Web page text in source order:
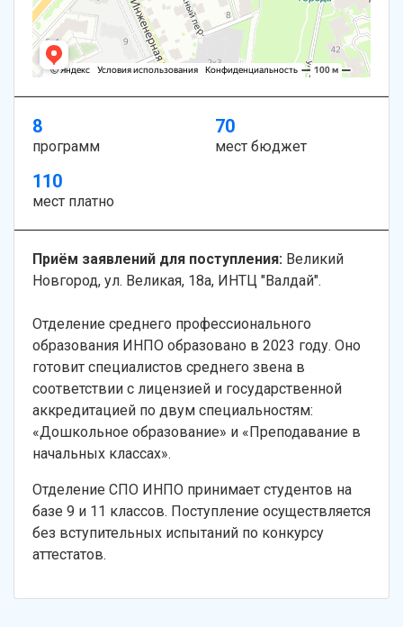
8
программ
70
мест бюджет
110
мест платно
Приём заявлений для поступления: Великий
Новгород, ул. Великая, 18а, ИНТЦ "Валдай".
Отделение среднего профессионального
образования ИНПО образовано в 2023 году. Оно
готовит специалистов среднего звена в
соответствии с лицензией и государственной
аккредитацией по двум специальностям:
«Дошкольное образование» и «Преподавание в
начальных классах».
Отделение СПО ИНПО принимает студентов на
базе 9 и 11 классов. Поступление осуществляется
без вступительных испытаний по конкурсу
аттестатов.